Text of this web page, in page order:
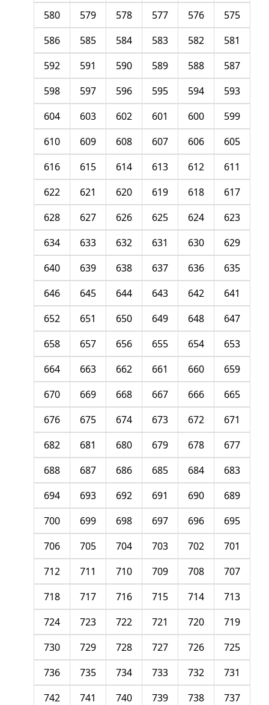
575
576
577
578
579
580
581
582
583
584
585
586
587
588
589
590
591
592
593
594
595
596
597
598
599
600
601
602
603
604
605
606
607
608
609
610
611
612
613
614
615
616
617
618
619
620
621
622
623
624
625
626
627
628
629
630
631
632
633
634
635
636
637
638
639
640
641
642
643
644
645
646
647
648
649
650
651
652
653
654
655
656
657
658
659
660
661
662
663
664
665
666
667
668
669
670
671
672
673
674
675
676
677
678
679
680
681
682
683
684
685
686
687
688
689
690
691
692
693
694
695
696
697
698
699
700
701
702
703
704
705
706
707
708
709
710
711
712
713
714
715
716
717
718
719
720
721
722
723
724
725
726
727
728
729
730
731
732
733
734
735
736
737
738
739
740
741
742